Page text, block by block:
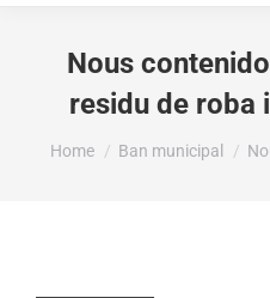
Nous
residu de roba
You are here:
Home Ban municipal